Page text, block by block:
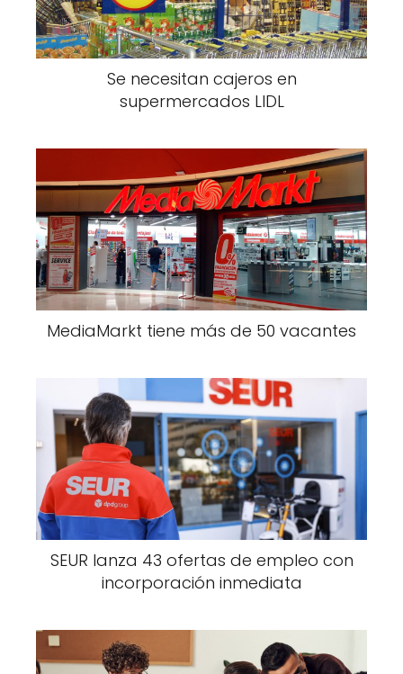
Se necesitan cajeros en
supermercados LIDL
MediaMarkt tiene más de 50 vacantes
SEUR lanza 43 ofertas de empleo con
incorporación inmediata